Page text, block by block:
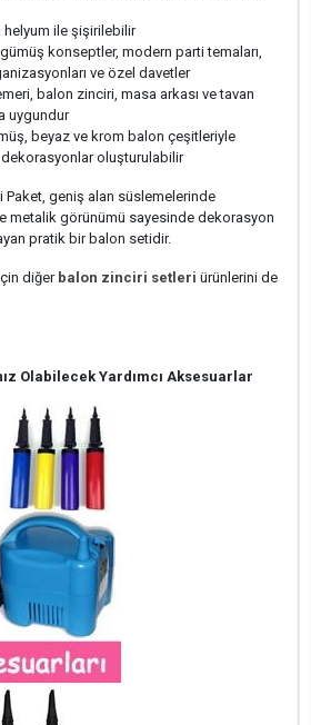
helyum ile şişirilebilir
konseptler, modern parti temaları,
ve özel davetler
balon zinciri, masa arkası ve tavan
uygundur
beyaz ve krom balon çeşitleriyle
oluşturulabilir
Paket, geniş alan süslemelerinde
metalik görünümü sayesinde dekorasyon
pratik bir balon setidir.
diğer balon zinciri setleri ürünlerini de
Olabilecek Yardımcı Aksesuarlar